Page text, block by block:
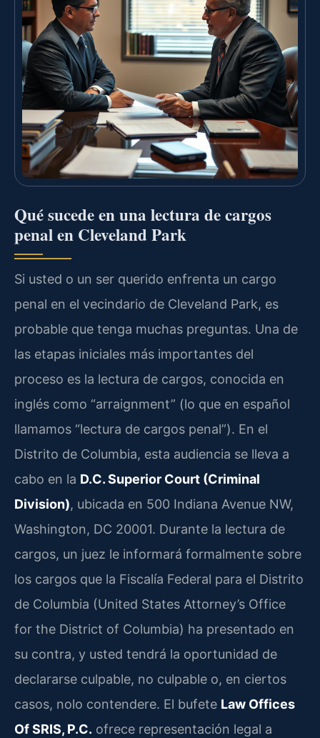
Qué sucede en una lectura de cargos
penal en Cleveland Park
Si usted o un ser querido enfrenta un cargo
penal en el vecindario de Cleveland Park, es
probable que tenga muchas preguntas. Una de
las etapas iniciales más importantes del
proceso es la lectura de cargos, conocida en
inglés como “arraignment” (lo que en español
llamamos “lectura de cargos penal”). En el
Distrito de Columbia, esta audiencia se lleva a
cabo en la D.C. Superior Court (Criminal
Division), ubicada en 500 Indiana Avenue NW,
Washington, DC 20001. Durante la lectura de
cargos, un juez le informará formalmente sobre
los cargos que la Fiscalía Federal para el Distrito
de Columbia (United States Attorney’s Office
for the District of Columbia) ha presentado en
su contra, y usted tendrá la oportunidad de
declararse culpable, no culpable o, en ciertos
casos, nolo contendere. El bufete Law Offices
Of SRIS, P.C. ofrece representación legal a